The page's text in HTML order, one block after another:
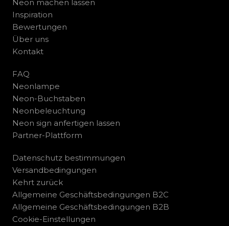
Neon machen lassen
Inspiration
Bewertungen
Über uns
Kontakt
FAQ
Neonlampe
Neon-Buchstaben
Neonbeleuchtung
Neon sign anfertigen lassen
Partner-Plattform
Datenschutz bestimmungen
Versandbedingungen
Kehrt zurück
Allgemeine Geschäftsbedingungen B2C
Allgemeine Geschäftsbedingungen B2B
Cookie-Einstellungen